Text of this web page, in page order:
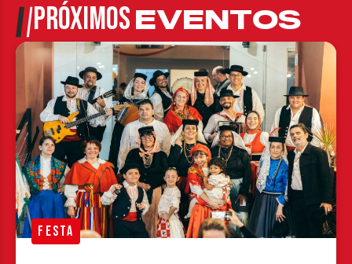
PRÓXIMOSEVENTOS
FESTA